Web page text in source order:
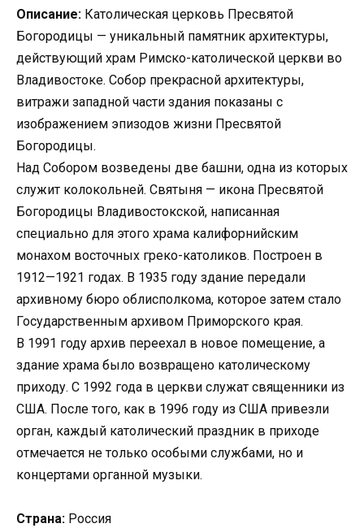
Описание: Католическая церковь Пресвятой
Богородицы — уникальный памятник архитектуры,
действующий храм Римско-католической церкви во
Владивостоке. Собор прекрасной архитектуры,
витражи западной части здания показаны с
изображением эпизодов жизни Пресвятой
Богородицы.
Над Собором возведены две башни, одна из которых
служит колокольней. Святыня — икона Пресвятой
Богородицы Владивостокской, написанная
специально для этого храма калифорнийским
монахом восточных греко-католиков. Построен в
1912—1921 годах. В 1935 году здание передали
архивному бюро облисполкома, которое затем стало
Государственным архивом Приморского края.
В 1991 году архив переехал в новое помещение, а
здание храма было возвращено католическому
приходу. С 1992 года в церкви служат священники из
США. После того, как в 1996 году из США привезли
орган, каждый католический праздник в приходе
отмечается не только особыми службами, но и
концертами органной музыки.
Страна: Россия